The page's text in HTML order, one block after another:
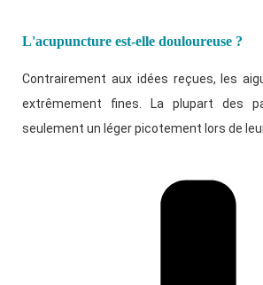
L'acupuncture est-elle douloureuse ?
Contrairement aux idées reçues, les
extrêmement fines. La plupart des
seulement un léger picotement lors de